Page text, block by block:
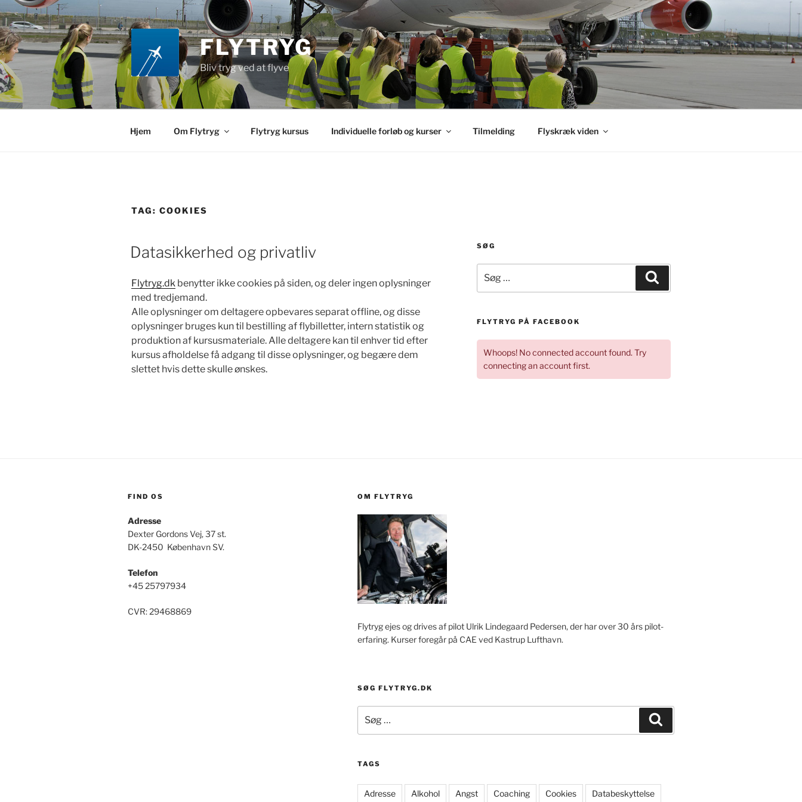
Videre
til
indhold
FLYTRYG
Bliv tryg ved at flyve
Hjem Om Flytryg Flytryg kursus Individuelle forløb og kurser Tilmelding Flyskræk viden
TAG: COOKIES
Datasikkerhed og privatliv
Flytryg.dk benytter ikke cookies på siden, og deler ingen oplysninger
med tredjemand.
Alle oplysninger om deltagere opbevares separat offline, og disse
oplysninger bruges kun til bestilling af flybilletter, intern statistik og
produktion af kursusmateriale. Alle deltagere kan til enhver tid efter
kursus afholdelse få adgang til disse oplysninger, og begære dem
slettet hvis dette skulle ønskes.
SØG
efter:
FLYTRYG PÅ FACEBOOK
Whoops! No connected account found. Try
connecting an account first.
FIND OS
Adresse
Dexter Gordons Vej, 37 st.
DK-2450 København SV.
Telefon
+45 25797934
CVR: 29468869
OM FLYTRYG
Flytryg ejes og drives af pilot Ulrik Lindegaard Pedersen, der har over 30 års pilot-
erfaring. Kurser foregår på CAE ved Kastrup Lufthavn.
SØG FLYTRYG.DK
efter:
TAGS
Adresse Alkohol Angst Coaching Cookies Databeskyttelse